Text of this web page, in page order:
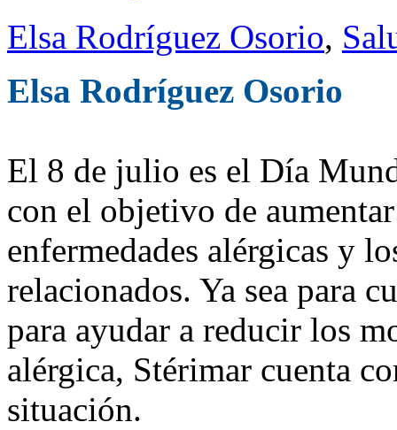
Elsa Rodríguez Osorio,
Elsa Rodríguez Osorio
El 8 de julio es el Día
con el objetivo de
enfermedades alérgicas y
relacionados. Ya sea para
para ayudar a reducir los
alérgica, Stérimar cuenta
situación.